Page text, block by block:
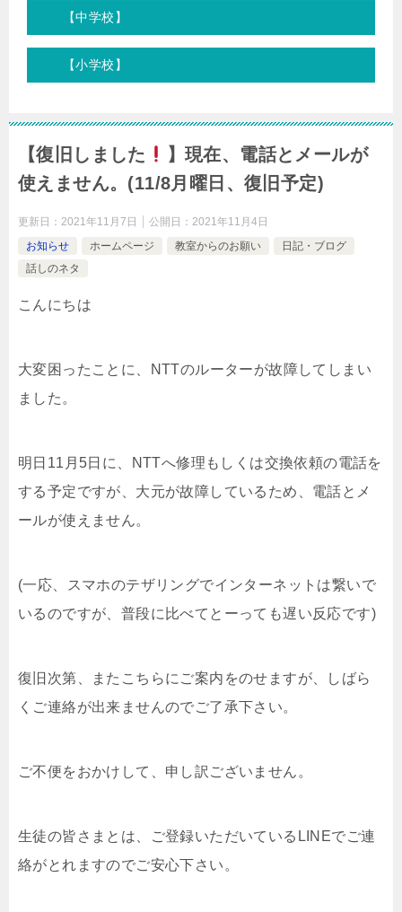
【中学校】
【小学校】
【復旧しました
】現在、電話とメールが
使えません。(11/8月曜日、復旧予定)
更新日： 2021年11月7日 公開日： 2021年11月4日
お知らせ
ホームページ 教室からのお願い
日記・ブログ
話しのネタ
こんにちは
大変困ったことに、NTTのルーターが故障してしまい
ました。
明日11月5日に、NTTへ修理もしくは交換依頼の電話を
する予定ですが、大元が故障しているため、電話とメ
ールが使えません。
(一応、スマホのテザリングでインターネットは繋いで
いるのですが、普段に比べてとーっても遅い反応です)
復旧次第、またこちらにご案内をのせますが、しばら
くご連絡が出来ませんのでご了承下さい。
ご不便をおかけして、申し訳ございません。
生徒の皆さまとは、ご登録いただいているLINEでご連
絡がとれますのでご安心下さい。